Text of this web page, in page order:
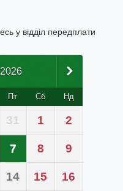
у відділ передплати
2026
Пт Сб Нд
31 1 2
7 8 9
14 15 16